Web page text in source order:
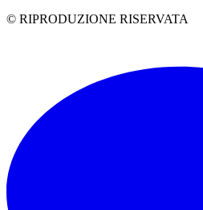
© RIPRODUZIONE RISERVATA